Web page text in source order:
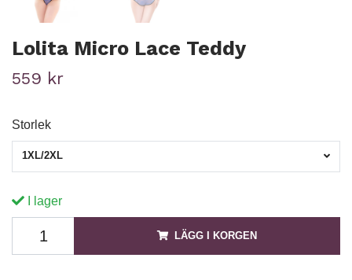
Lolita Micro Lace Teddy
559 kr
Storlek
1XL/2XL
I lager
LÄGG I KORGEN